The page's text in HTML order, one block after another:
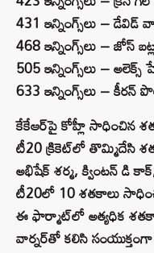
431 ఇన్నింగ్స్‌లు – డేవిడ్
468 ఇన్నింగ్స్‌లు – జోస్
505 ఇన్నింగ్స్‌లు – అలెక్స్
633 ఇన్నింగ్స్‌లు – కీరన్
కేకేఆర్‌పై కోహ్లీ సాధించిన
టీ20 క్రికెట్‌లో తొమ్మిదేసి
అభిషేక్ శర్మ, క్వింటన్ డి
టీ20లో 10 శతకాలు
ఈ ఫార్మాట్‌లో అత్యధిక
వార్నర్‌తో కలిసి